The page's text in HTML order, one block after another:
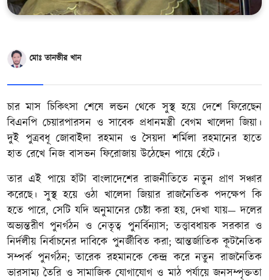
সম্পাদকীয়
মোঃ তানভীর খান
চার মাস চিকিৎসা শেষে লন্ডন থেকে সুস্থ হয়ে দেশে ফিরেছেন
বিএনপি চেয়ারপারসন ও সাবেক প্রধানমন্ত্রী বেগম খালেদা জিয়া।
দুই পুত্রবধূ জোবাইদা রহমান ও সৈয়দা শর্মিলা রহমানের হাতে
হাত রেখে নিজ বাসভন ফিরোজায় উঠেছেন পায়ে হেঁটে।
তার এই পায়ে হাঁটা বাংলাদেশের রাজনীতিতে নতুন প্রাণ সঞ্চার
করেছে। সুস্থ হয়ে ওঠা খালেদা জিয়ার রাজনৈতিক পদক্ষেপ কি
হতে পারে, সেটি যদি অনুমানের চেষ্টা করা হয়, দেখা যায়— দলের
অভ্যন্তরীণ পুনর্গঠন ও নেতৃত্ব পুনর্বিন্যাস; তত্ত্বাবধায়ক সরকার ও
নির্দলীয় নির্বাচনের দাবিকে পুনর্জীবিত করা; আন্তর্জাতিক কূটনৈতিক
সম্পর্ক পুনর্গঠন; তারেক রহমানকে কেন্দ্র করে নতুন রাজনৈতিক
ভারসাম্য তৈরি ও সামাজিক যোগাযোগ ও মাঠ পর্যায়ে জনসম্পৃক্ততা